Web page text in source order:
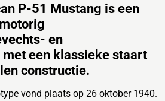
P-51 Mustang is een
en
een klassieke staart
constructie.
vond plaats op 26 oktober 1940.